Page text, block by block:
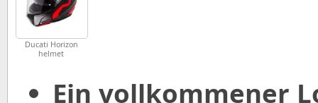
Ducati Horizon
helmet
Ein vollkommener